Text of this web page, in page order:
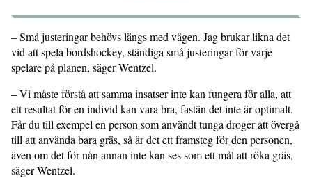
– Små justeringar behövs längs med vägen. Jag brukar likna det
vid att spela bordshockey, ständiga små justeringar för varje
spelare på planen, säger Wentzel.
­– Vi måste förstå att samma insatser inte kan fungera för alla, att
ett resultat för en individ kan vara bra, fastän det inte är optimalt.
Får du till exempel en person som användt tunga droger att övergå
till att använda bara gräs, så är det ett framsteg för den personen,
även om det för nån annan inte kan ses som ett mål att röka gräs,
säger Wentzel.